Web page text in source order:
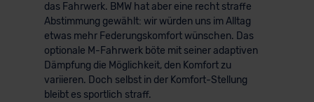
das Fahrwerk. BMW hat aber eine recht straffe
Abstimmung gewählt: wir würden uns im Alltag
etwas mehr Federungskomfort wünschen. Das
optionale M-Fahrwerk böte mit seiner adaptiven
Dämpfung die Möglichkeit, den Komfort zu
variieren. Doch selbst in der Komfort-Stellung
bleibt es sportlich straff.